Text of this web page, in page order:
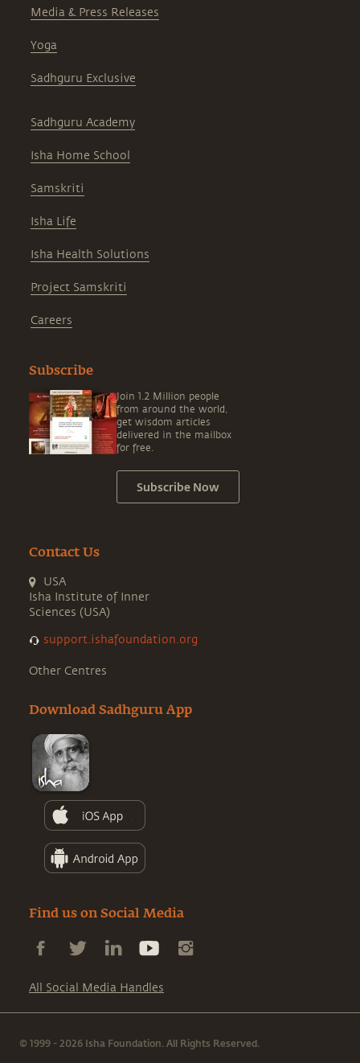
Media & Press Releases
Yoga
Sadhguru Exclusive
Sadhguru Academy
Isha Home School
Samskriti
Isha Life
Isha Health Solutions
Project Samskriti
Careers
Subscribe
Join 1.2 Million people
from around the world,
get wisdom articles
delivered in the mailbox
for free.
Subscribe Now
Contact Us
USA
Isha Institute of Inner
Sciences (USA)
support.ishafoundation.org
Other Centres
Download Sadhguru App
Find us on Social Media
All Social Media Handles
© 1999 - 2026 Isha Foundation. All Rights Reserved.